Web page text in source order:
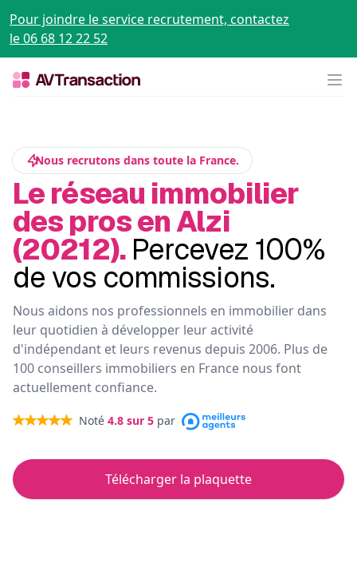
Pour joindre le service recrutement, contactez
le 06 68 12 22 52
Nous recrutons dans toute la France.
Le réseau immobilier
des pros en Alzi
(20212). Percevez 100%
de vos commissions.
Nous aidons nos professionnels en immobilier dans
leur quotidien à développer leur activité
d'indépendant et leurs revenus depuis 2006. Plus de
100 conseillers immobiliers en France nous font
actuellement confiance.
Noté 4.8 sur 5 par
Télécharger la plaquette